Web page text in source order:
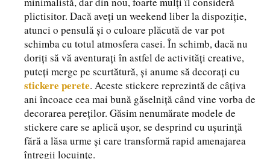
plictisitor. Dacă aveți un weekend liber la dispoziție,
atunci o pensulă și o culoare plăcută de var pot
schimba cu totul atmosfera casei. În schimb, dacă nu
doriți să vă aventurați în astfel de activități creative,
puteți merge pe scurtătură, și anume să decorați cu
stickere perete. Aceste stickere reprezintă de câțiva
ani încoace cea mai bună găselniță când vine vorba de
decorarea pereților. Găsim nenumărate modele de
stickere care se aplică ușor, se desprind cu ușurință
fără a lăsa urme și care transformă rapid amenajarea
întregii locuințe.